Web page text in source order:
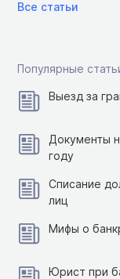
Все статьи
Популярные
Выезд за
Документы
году
Списание
лиц
Мифы о
Юрист при